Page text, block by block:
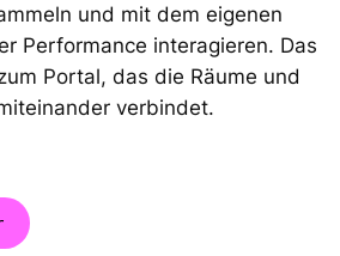
und mit dem eigenen
Performance interagieren. Das
Portal, das die Räume und
verbindet.